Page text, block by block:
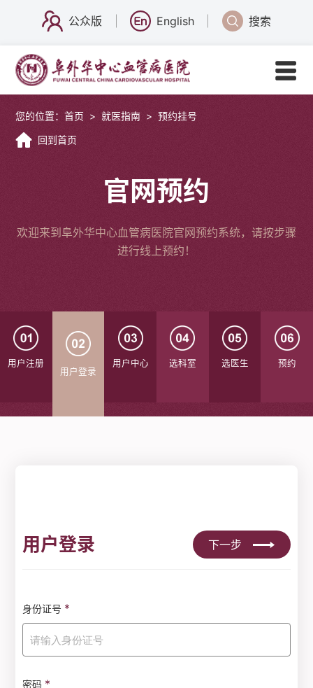
公众版 English 搜索
您的位置：首页 > 就医指南 > 预约挂号
回到首页
官网预约
欢迎来到阜外华中心血管病医院官网预约系统，请按步骤
进行线上预约！
用户注册
用户登录
用户中心 选科室 选医生 预约
用户登录 下一步
身份证号 *
密码 *